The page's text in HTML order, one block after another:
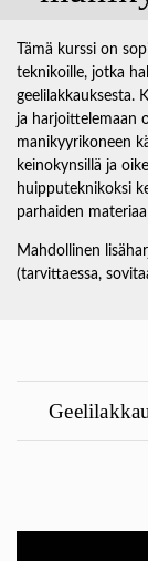
Tämä kurssi on
teknikoille, jotka
geelilakkauksesta.
ja harjoittelemaan
manikyyrikoneen
keinokynsillä ja
huipputeknikoksi
parhaiden
Mahdollinen
(tarvittaessa,